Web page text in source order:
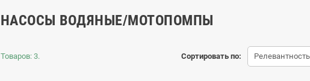
НАСОСЫ ВОДЯНЫЕ/МОТОПОМПЫ
Сортировать по: Релевантность
Товаров: 3.